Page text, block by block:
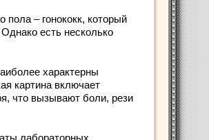
пола – гонококк, который
есть несколько
характерны
картина включает
что вызывают боли, рези
лабораторных